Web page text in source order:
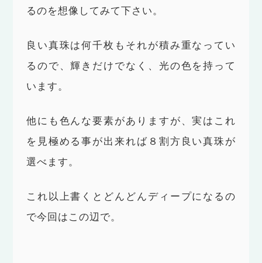
るのを想像してみて下さい。
良い真珠は何千枚もそれが積み重なってい
るので、輝きだけでなく、光の色を持って
います。
他にも色んな要素がありますが、実はこれ
を見極める事が出来れば８割方良い真珠が
選べます。
これ以上書くとどんどんディープになるの
で今回はこの辺で。